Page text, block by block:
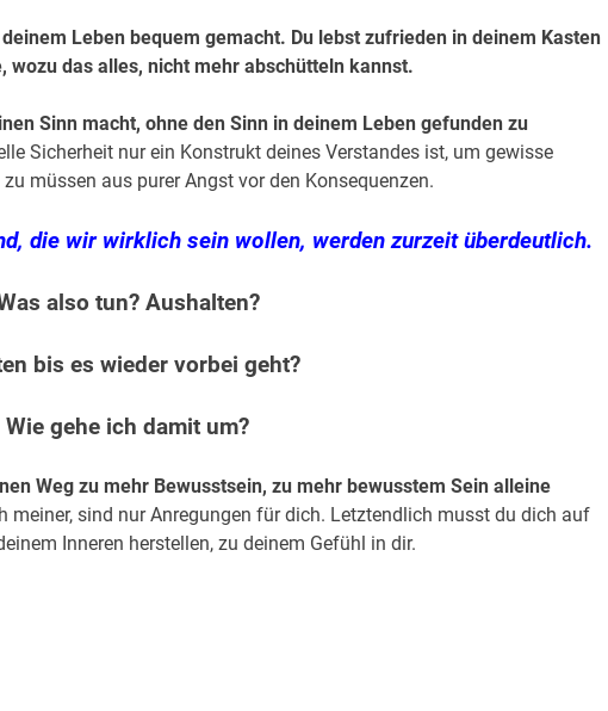
Leben bequem gemacht. Du lebst zufrieden in deinem Kasten
wozu das alles, nicht mehr abschütteln kannst.
Sinn macht, ohne den Sinn in deinem Leben gefunden zu
Sicherheit nur ein Konstrukt deines Verstandes ist, um gewisse
müssen aus purer Angst vor den Konsequenzen.
die wir wirklich sein wollen, werden zurzeit überdeutlich.
also tun? Aushalten?
bis es wieder vorbei geht?
Wie gehe ich damit um?
Weg zu mehr Bewusstsein, zu mehr bewusstem Sein alleine
meiner, sind nur Anregungen für dich. Letztendlich musst du dich auf
Inneren herstellen, zu deinem Gefühl in dir.